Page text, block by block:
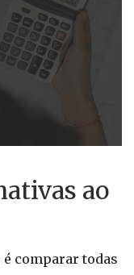
ao
comparar todas